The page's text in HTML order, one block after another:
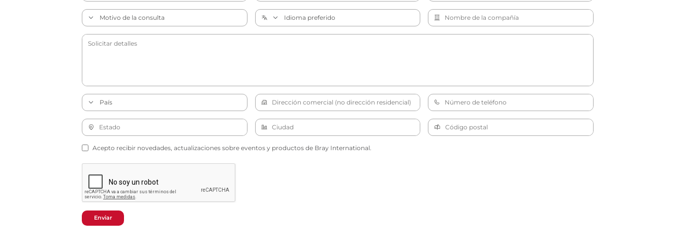
Acepto recibir novedades, actualizaciones sobre eventos y productos de Bray International.
Enviar